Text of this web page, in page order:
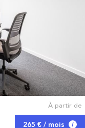
À partir de
265 € / mois